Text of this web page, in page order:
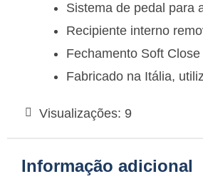
Sistema de pedal para
Recipiente interno
Fechamento Soft
Fabricado na Itália,
Visualizações: 9
Informação adicional